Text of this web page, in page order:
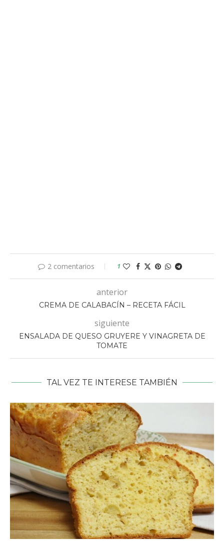
2 comentarios 1
anterior
CREMA DE CALABACÍN – RECETA FÁCIL
siguiente
ENSALADA DE QUESO GRUYERE Y VINAGRETA DE
TOMATE
TAL VEZ TE INTERESE TAMBIÉN